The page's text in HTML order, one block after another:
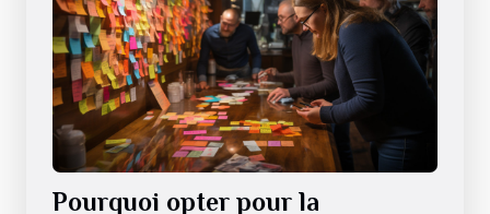
Pourquoi opter pour la